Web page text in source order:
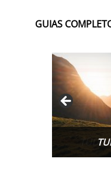
GUIAS
TUDO